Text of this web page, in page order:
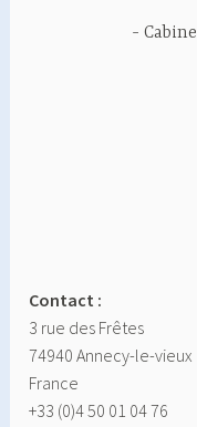
Contact :
3 rue des Frêtes
74940 Annecy-le-vieux
France
+33 (0)4 50 01 04 76